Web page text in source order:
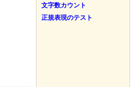
文字数カウント
正規表現のテスト